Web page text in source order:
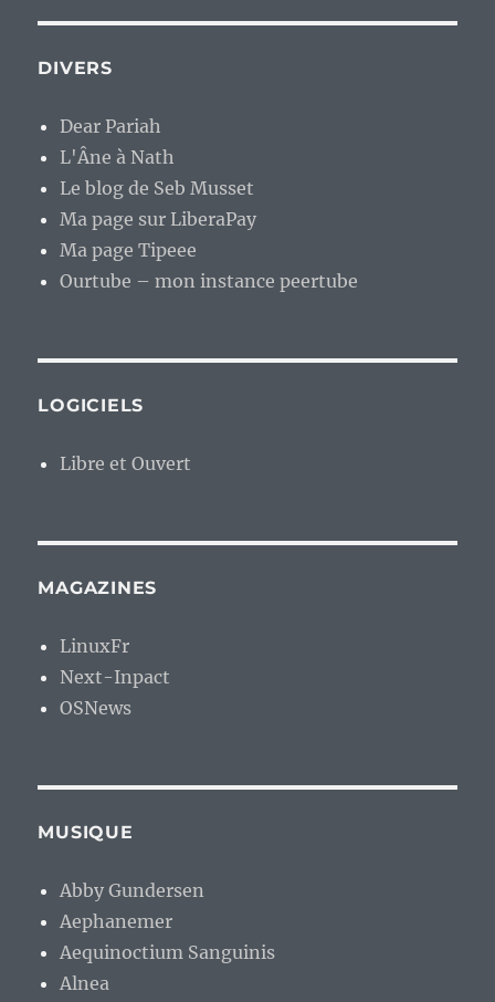
DIVERS
Dear Pariah
L'Âne à Nath
Le blog de Seb Musset
Ma page sur LiberaPay
Ma page Tipeee
Ourtube – mon instance peertube
LOGICIELS
Libre et Ouvert
MAGAZINES
LinuxFr
Next-Inpact
OSNews
MUSIQUE
Abby Gundersen
Aephanemer
Aequinoctium Sanguinis
Alnea